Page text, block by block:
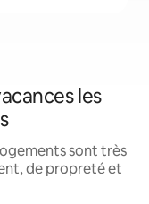
les
sont très
de propreté et